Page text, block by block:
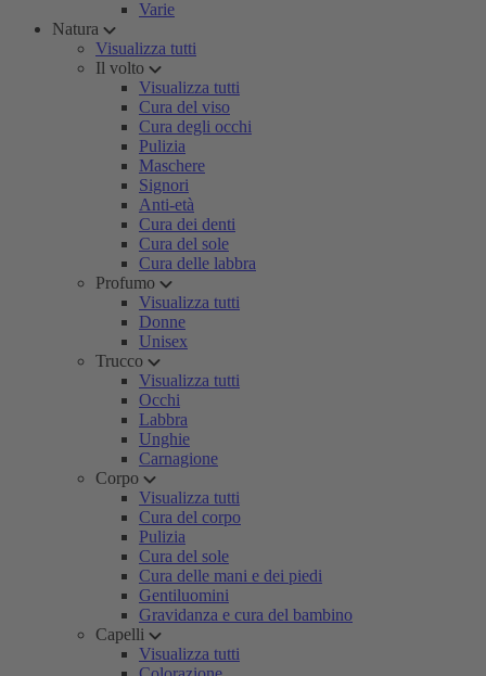
Varie
Natura
Visualizza tutti
Il volto
Visualizza tutti
Cura del viso
Cura degli occhi
Pulizia
Maschere
Signori
Anti-età
Cura dei denti
Cura del sole
Cura delle labbra
Profumo
Visualizza tutti
Donne
Unisex
Trucco
Visualizza tutti
Occhi
Labbra
Unghie
Carnagione
Corpo
Visualizza tutti
Cura del corpo
Pulizia
Cura del sole
Cura delle mani e dei piedi
Gentiluomini
Gravidanza e cura del bambino
Capelli
Visualizza tutti